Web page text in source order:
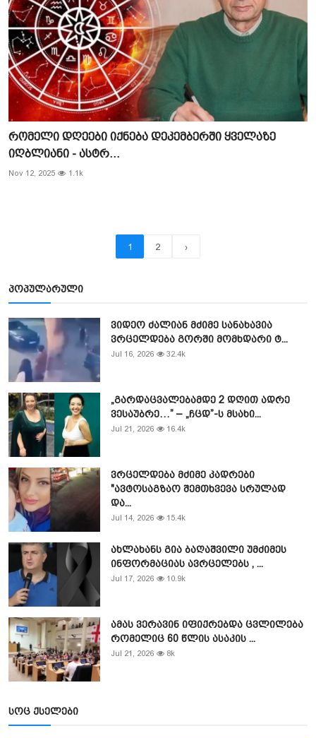
რომელი დღეები იქნება დეკემბერში ყველაზე
იღბლიანი - ასტრ...
Nov 12, 2025 1.1k
1 2 ›
პოპულარული
ვიდეო ძალიან მძიმე სანახავია
ვრცელდება გორში მომხდარი ტ...
Jul 16, 2026 32.4k
„გარდაცვალებამდე 2 დღით ადრე
ვესაუბრე…” – „ჩცდ”-ს მსახი...
Jul 21, 2026 16.4k
ვრცელდება მძიმე კადრები
"ავტოსაგზაო შემთხვევა სრულად
და...
Jul 14, 2026 15.4k
ახლახანს გია ბაღაშვილი უმძიმეს
ინფორმაციას ავრცელებს , ...
Jul 17, 2026 10.9k
ამას ვერავინ იფიქრებდა ცვლილება
რომელიც 60 წლის ასაკის ...
Jul 21, 2026 8k
სოც ქსელები